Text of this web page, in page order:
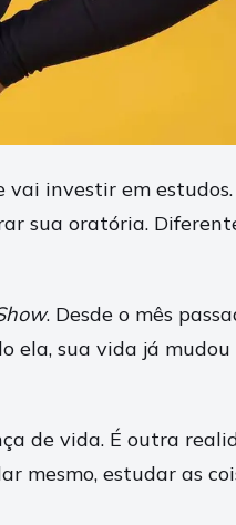
vai investir em
sua oratória.
. Desde o mês
ela, sua vida já mudou
de vida. É outra
mesmo, estudar as